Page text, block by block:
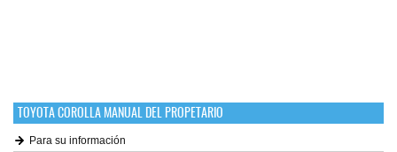
TOYOTA COROLLA MANUAL DEL PROPETARIO
Para su información